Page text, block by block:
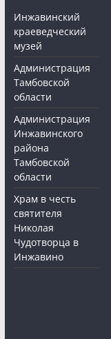
Инжавинский
краеведческий
музей
Администрация
Тамбовской
области
Администрация
Инжавинского
района
Тамбовской
области
Храм в честь
святителя
Николая
Чудотворца в
Инжавино